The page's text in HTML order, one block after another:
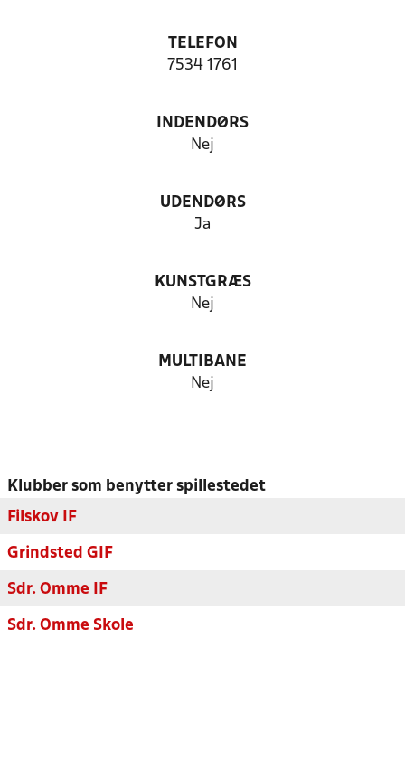
TELEFON
7534 1761
INDENDØRS
Nej
UDENDØRS
Ja
KUNSTGRÆS
Nej
MULTIBANE
Nej
Klubber som benytter spillestedet
Filskov IF
Grindsted GIF
Sdr. Omme IF
Sdr. Omme Skole